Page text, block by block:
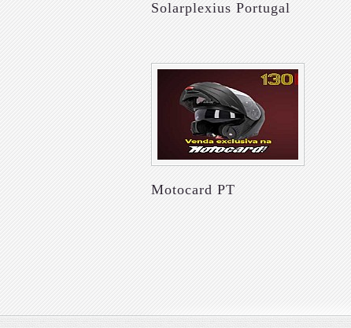
Solarplexius Portugal
Motocard PT